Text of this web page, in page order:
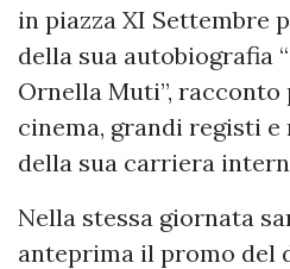
in piazza XI Settembre
della sua autobiografia
Ornella Muti”, racconto
cinema, grandi registi
della sua carriera
Nella stessa giornata
anteprima il promo del